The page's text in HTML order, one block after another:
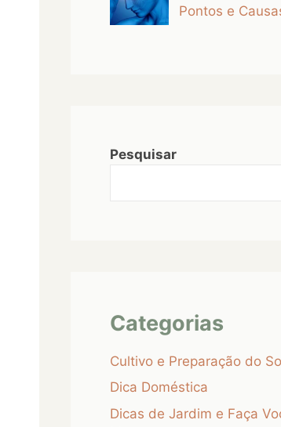
Pontos e
Pesquisar
Categorias
Cultivo e Preparação do
Dica Doméstica
Dicas de Jardim e Faça